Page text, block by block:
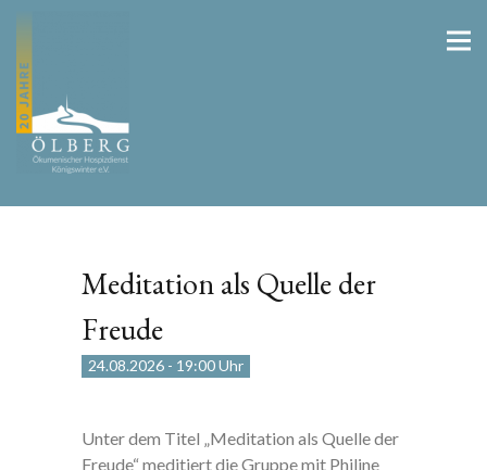
Meditation als Quelle der
Freude
24.08.2026- 19:00 Uhr
Unter dem Titel „Meditation als Quelle der
Freude“ meditiert die Gruppe mit Philine